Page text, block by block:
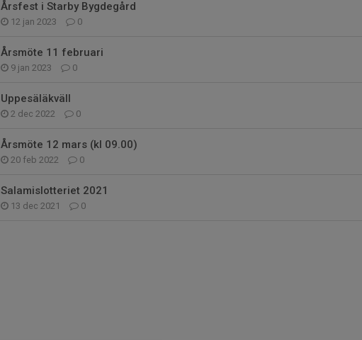
Årsfest i Starby Bygdegård
12 jan 2023 0
Årsmöte 11 februari
9 jan 2023 0
Uppesäläkväll
2 dec 2022 0
Årsmöte 12 mars (kl 09.00)
20 feb 2022 0
Salamislotteriet 2021
13 dec 2021 0